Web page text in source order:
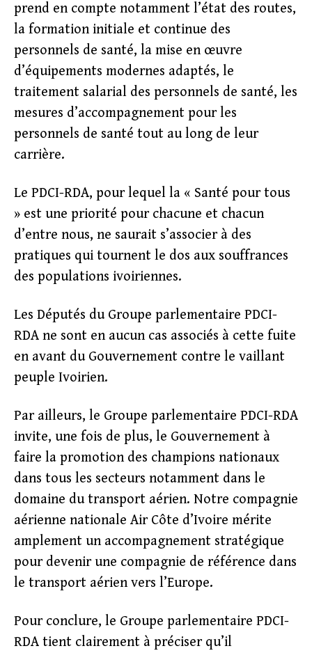
prend en compte notamment l’état des routes,
la formation initiale et continue des
personnels de santé, la mise en œuvre
d’équipements modernes adaptés, le
traitement salarial des personnels de santé, les
mesures d’accompagnement pour les
personnels de santé tout au long de leur
carrière.
Le PDCI-RDA, pour lequel la « Santé pour tous
» est une priorité pour chacune et chacun
d’entre nous, ne saurait s’associer à des
pratiques qui tournent le dos aux souffrances
des populations ivoiriennes.
Les Députés du Groupe parlementaire PDCI-
RDA ne sont en aucun cas associés à cette fuite
en avant du Gouvernement contre le vaillant
peuple Ivoirien.
Par ailleurs, le Groupe parlementaire PDCI-RDA
invite, une fois de plus, le Gouvernement à
faire la promotion des champions nationaux
dans tous les secteurs notamment dans le
domaine du transport aérien. Notre compagnie
aérienne nationale Air Côte d’Ivoire mérite
amplement un accompagnement stratégique
pour devenir une compagnie de référence dans
le transport aérien vers l’Europe.
Pour conclure, le Groupe parlementaire PDCI-
RDA tient clairement à préciser qu’il